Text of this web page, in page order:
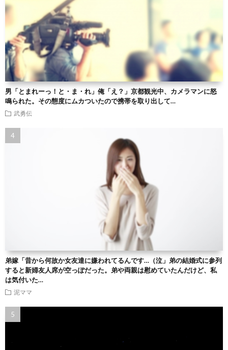
男「とまれーっ！と・ま・れ」俺「え？」京都観光中、カメラマンに怒
鳴られた。その態度にムカついたので携帯を取り出して…
武勇伝
弟嫁「昔から何故か女友達に嫌われてるんです…（泣」弟の結婚式に参列
すると新婦友人席が空っぽだった。弟や両親は慰めていたんだけど、私
は気付いた…
泥ママ